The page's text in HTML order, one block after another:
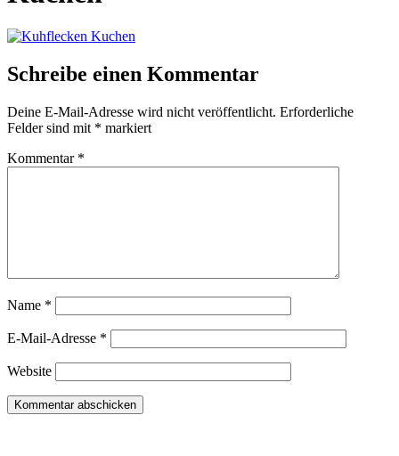
Schreibe einen Kommentar
Deine E-Mail-Adresse wird nicht veröffentlicht. Erforderliche
Felder sind mit * markiert
Kommentar *
Name *
E-Mail-Adresse *
Website